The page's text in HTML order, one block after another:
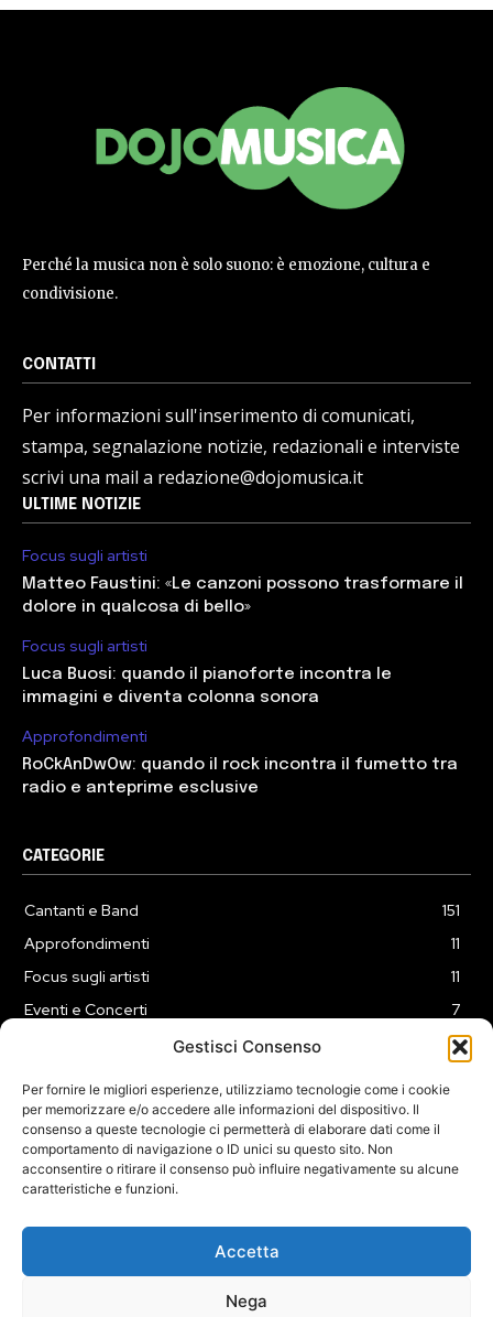
Gestisci Consenso
Per fornire le migliori esperienze, utilizziamo tecnologie come i cookie
per memorizzare e/o accedere alle informazioni del dispositivo. Il
consenso a queste tecnologie ci permetterà di elaborare dati come il
comportamento di navigazione o ID unici su questo sito. Non
acconsentire o ritirare il consenso può influire negativamente su alcune
caratteristiche e funzioni.
Accetta
Nega
Perché la musica non è solo suono: è emozione, cultura e
condivisione.
CONTATTI
Per informazioni sull'inserimento di comunicati,
stampa, segnalazione notizie, redazionali e interviste
scrivi una mail a redazione@dojomusica.it
ULTIME NOTIZIE
Focus sugli artisti
Matteo Faustini: «Le canzoni possono trasformare il
dolore in qualcosa di bello»
Focus sugli artisti
Luca Buosi: quando il pianoforte incontra le
immagini e diventa colonna sonora
Approfondimenti
RoCkAnDwOw: quando il rock incontra il fumetto tra
radio e anteprime esclusive
CATEGORIE
Cantanti e Band
151
Approfondimenti
11
Focus sugli artisti
11
Eventi e Concerti
7
3
COOKIE POLICY (UE)
Sede legale in Via Alessio Baldovinetti 13 - 00142 - Roma - P.Iva: